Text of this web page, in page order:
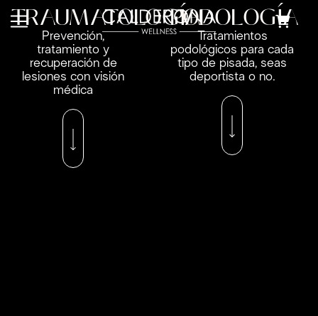
TRAUMATOLOGÍA
Prevención,
tratamiento y
recuperación de
lesiones con visión
médica
PODOLOGÍA
Tratamientos
podológicos para cada
tipo de pisada, seas
deportista o no.